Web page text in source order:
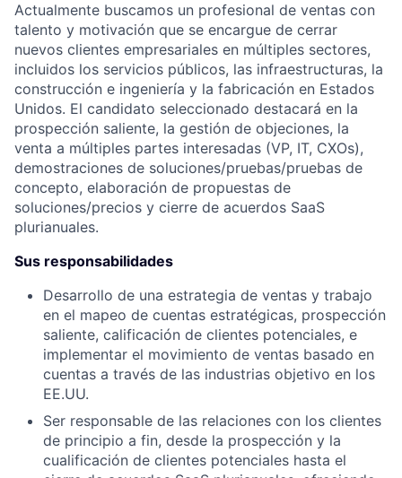
Actualmente buscamos un profesional de ventas con
talento y motivación que se encargue de cerrar
nuevos clientes empresariales en múltiples sectores,
incluidos los servicios públicos, las infraestructuras, la
construcción e ingeniería y la fabricación en Estados
Unidos. El candidato seleccionado destacará en la
prospección saliente, la gestión de objeciones, la
venta a múltiples partes interesadas (VP, IT, CXOs),
demostraciones de soluciones/pruebas/pruebas de
concepto, elaboración de propuestas de
soluciones/precios y cierre de acuerdos SaaS
plurianuales.
Sus responsabilidades
Desarrollo de una estrategia de ventas y trabajo
en el mapeo de cuentas estratégicas, prospección
saliente, calificación de clientes potenciales, e
implementar el movimiento de ventas basado en
cuentas a través de las industrias objetivo en los
EE.UU.
Ser responsable de las relaciones con los clientes
de principio a fin, desde la prospección y la
cualificación de clientes potenciales hasta el